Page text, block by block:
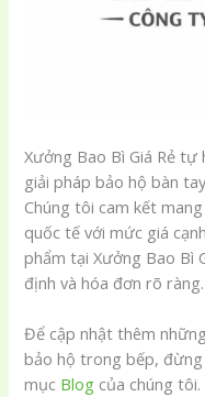
Xưởng Bao Bì Giá Rẻ
giải pháp bảo hộ bàn
Chúng tôi cam kết
quốc tế với mức giá
phẩm tại Xưởng Bao Bì
định và hóa đơn rõ ràng.
Để cập nhật thêm
bảo hộ trong bếp, đừng
mục Blog của chúng tôi.